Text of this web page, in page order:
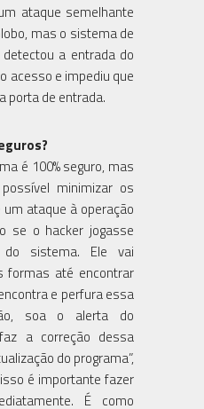
ataque semelhante
mas o sistema de
a entrada do
acesso e impediu que
porta de entrada.
é 100% seguro, mas
minimizar os
ataque à operação
se o hacker jogasse
sistema. Ele vai
formas até encontrar
e perfura essa
soa o alerta do
a correção dessa
do programa”,
é importante fazer
É como